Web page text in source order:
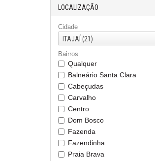
LOCALIZAÇÃO
Cidade
ITAJAÍ (21)
Bairros
Qualquer
Balneário Santa Clara
Cabeçudas
Carvalho
Centro
Dom Bosco
Fazenda
Fazendinha
Praia Brava